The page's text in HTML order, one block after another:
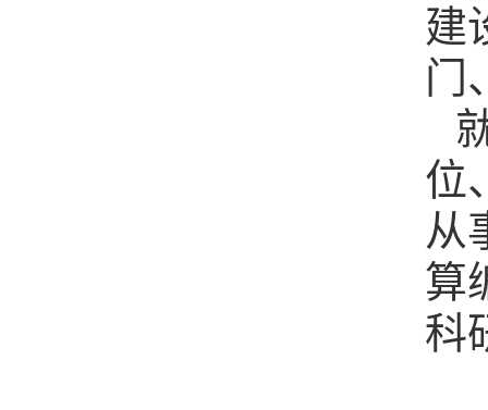
建
门
位
从
算
科